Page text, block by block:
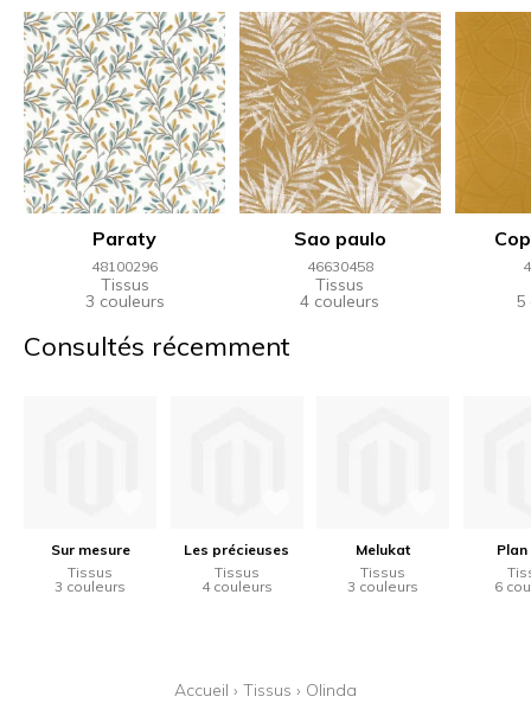
Paraty
48100296
Tissus
3 couleurs
Sao paulo
46630458
Tissus
4 couleurs 5
Consultés récemment
Sur mesure
Tissus
3 couleurs
Les précieuses
Tissus
4 couleurs
Melukat
Tissus
3 couleurs
6
Accueil › Tissus › Olinda